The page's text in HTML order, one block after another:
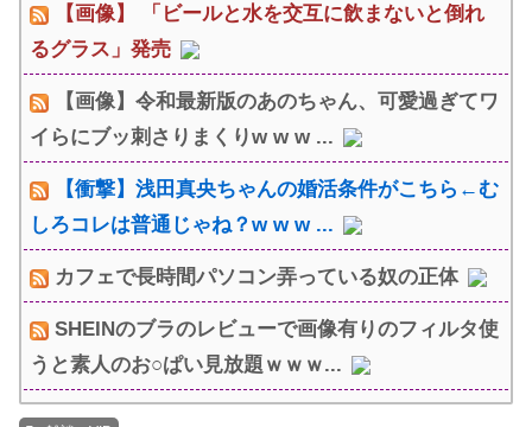
【画像】 「ビールと水を交互に飲まないと倒れ
るグラス」発売
【画像】令和最新版のあのちゃん、可愛過ぎてワ
イらにブッ刺さりまくりw w w ...
【衝撃】浅田真央ちゃんの婚活条件がこちら←む
しろコレは普通じゃね？w w w ...
カフェで長時間パソコン弄っている奴の正体
SHEINのブラのレビューで画像有りのフィルタ使
うと素人のお○ぱい見放題ｗｗｗ...